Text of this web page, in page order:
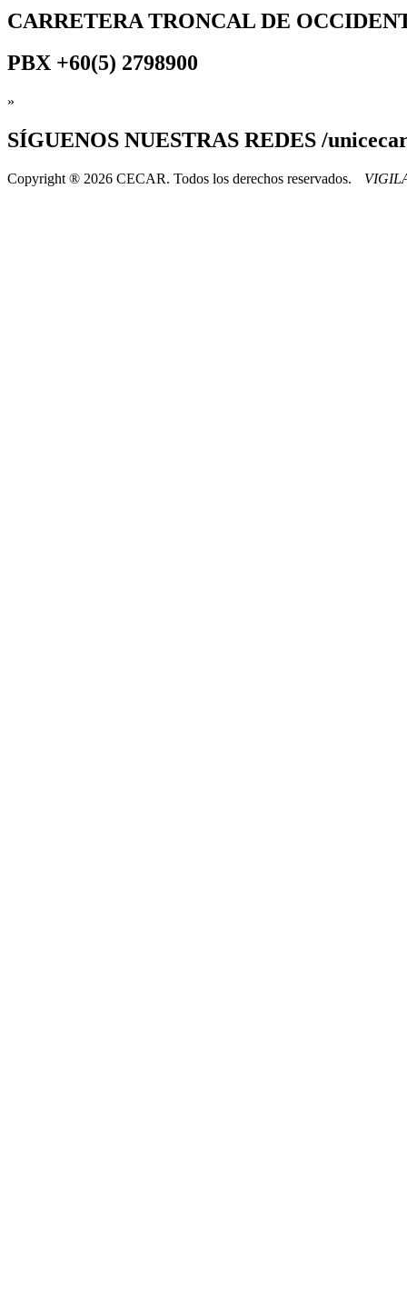
CARRETERA TRONCAL DE
PBX +60(5) 2798900
»
SÍGUENOS NUESTRAS REDES /
Copyright ® 2026 CECAR. Todos los derechos reservados.